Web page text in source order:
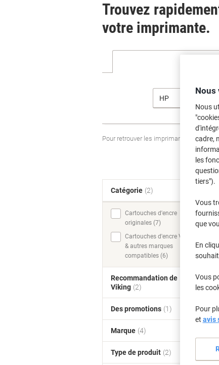
Trouvez
votre imprimante.
HP
Pour retrouver les imprimantes listées
Catégorie (2)
Cartouches d'encre
originales (7)
Cartouches d'encre Viking
& autres marques
compatibles (6)
Recommandation de
Viking (2)
Des promotions (1)
Marque (4)
Type de produit (2)
Nous
Nous
cadre,
les
tiers").
Vous
que
En
Vous
les
Pour
et avis